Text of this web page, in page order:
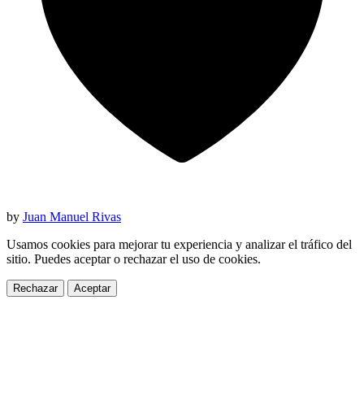
by Juan Manuel Rivas
Usamos cookies para mejorar tu experiencia y analizar el tráfico del
sitio. Puedes aceptar o rechazar el uso de cookies.
Rechazar Aceptar